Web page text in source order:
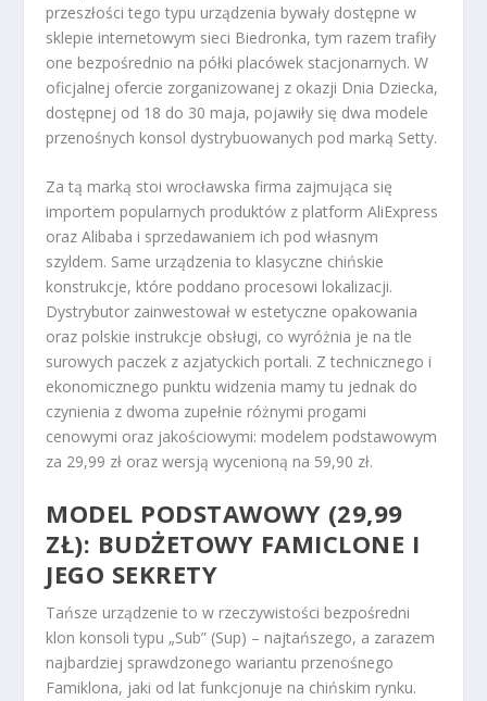
przeszłości tego typu urządzenia bywały dostępne w
sklepie internetowym sieci Biedronka, tym razem trafiły
one bezpośrednio na półki placówek stacjonarnych. W
oficjalnej ofercie zorganizowanej z okazji Dnia Dziecka,
dostępnej od 18 do 30 maja, pojawiły się dwa modele
przenośnych konsol dystrybuowanych pod marką Setty.
Za tą marką stoi wrocławska firma zajmująca się
importem popularnych produktów z platform AliExpress
oraz Alibaba i sprzedawaniem ich pod własnym
szyldem. Same urządzenia to klasyczne chińskie
konstrukcje, które poddano procesowi lokalizacji.
Dystrybutor zainwestował w estetyczne opakowania
oraz polskie instrukcje obsługi, co wyróżnia je na tle
surowych paczek z azjatyckich portali. Z technicznego i
ekonomicznego punktu widzenia mamy tu jednak do
czynienia z dwoma zupełnie różnymi progami
cenowymi oraz jakościowymi: modelem podstawowym
za 29,99 zł oraz wersją wycenioną na 59,90 zł.
MODEL PODSTAWOWY (29,99
ZŁ): BUDŻETOWY FAMICLONE I
JEGO SEKRETY
Tańsze urządzenie to w rzeczywistości bezpośredni
klon konsoli typu „Sub” (Sup) – najtańszego, a zarazem
najbardziej sprawdzonego wariantu przenośnego
Famiklona, jaki od lat funkcjonuje na chińskim rynku.